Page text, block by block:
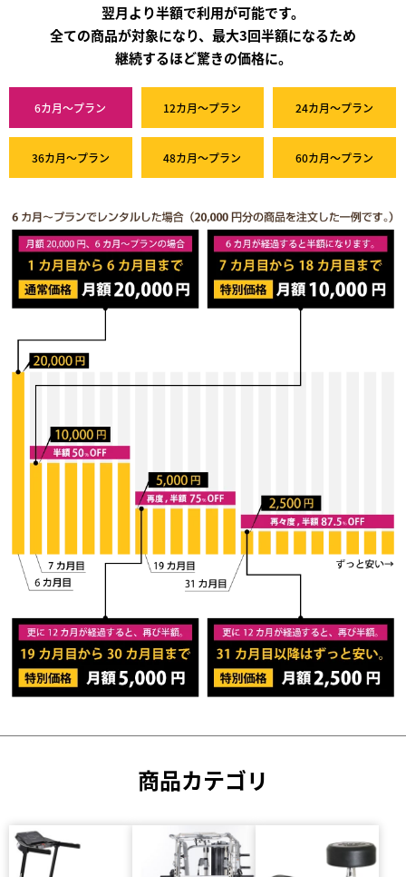
翌月より半額で利用が可能です。
全ての商品が対象になり、最大3回半額になるため
継続するほど驚きの価格に。
6カ月～プラン 12カ月～プラン 24カ月～プラン
36カ月～プラン 48カ月～プラン 60カ月～プラン
商品カテゴリ